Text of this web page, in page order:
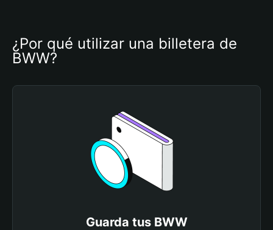
¿Por qué utilizar una billetera de
BWW?
Guarda tus BWW